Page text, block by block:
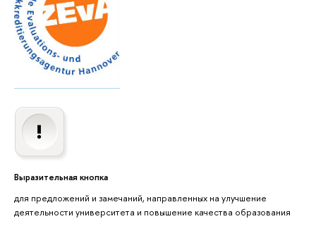
Выразительная кнопка
для предложений и замечаний, направленных на улучшение
деятельности университета и повышение качества образования